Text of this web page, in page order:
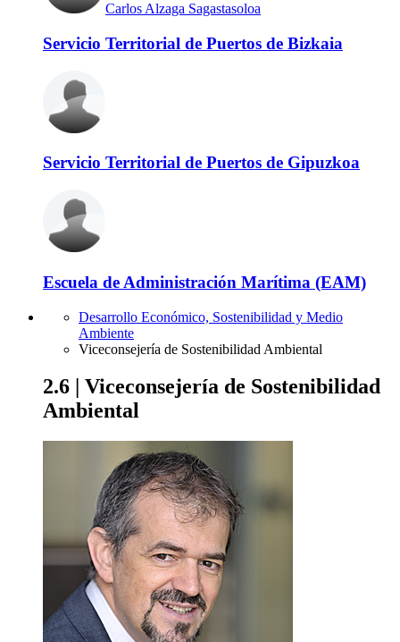
Carlos Alzaga Sagastasoloa
Servicio Territorial de Puertos de Bizkaia
Servicio Territorial de Puertos de Gipuzkoa
Escuela de Administración Marítima (EAM)
Desarrollo Económico, Sostenibilidad y Medio
Ambiente
Viceconsejería de Sostenibilidad Ambiental
2.6 | Viceconsejería de Sostenibilidad
Ambiental